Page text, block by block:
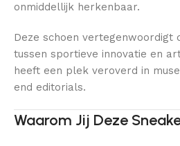
onmiddellijk herkenbaar.
Deze schoen vertegenwoordigt
tussen sportieve innovatie en
heeft een plek veroverd in
end editorials.
Waarom Jij Deze